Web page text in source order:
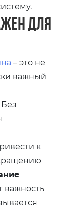
для
– это не
важный
Без
к
важность